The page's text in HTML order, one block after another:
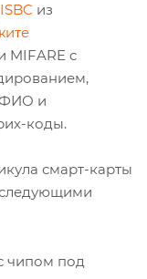
из
MIFARE с
ФИО и
коды.
смарт-карты
следующими
чипом под